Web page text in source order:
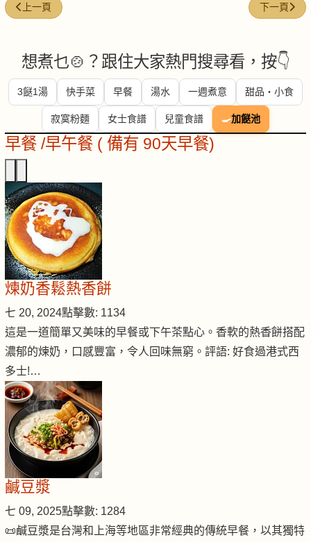
上一篇文章: 鮮蝦球牛肉湯河
上一頁 下一篇文章
下一頁
想煮乜🍲？跟住大家熱門搜尋看，按👇
3餸1湯 快手菜 早餐 湯水 一週煮意 甜品・小食
寂寞粉麵 女士食譜 兒童食譜 🍳加餸池
早餐 /早午餐 ( 備有 90天早餐)
煉奶香鬆熱香餅
七 20, 2024點擊數: 1134
這是一道簡單又美味的早餐或下午茶點心。香軟的熱香餅搭配
濃郁的煉奶，口感豐富，令人回味無窮。評語: 好食過港式西
多士!…
鹹豆漿
七 09, 2025點擊數: 1284
📜鹹豆漿是台灣和上海等地區非常經典的傳統早餐，以其獨特